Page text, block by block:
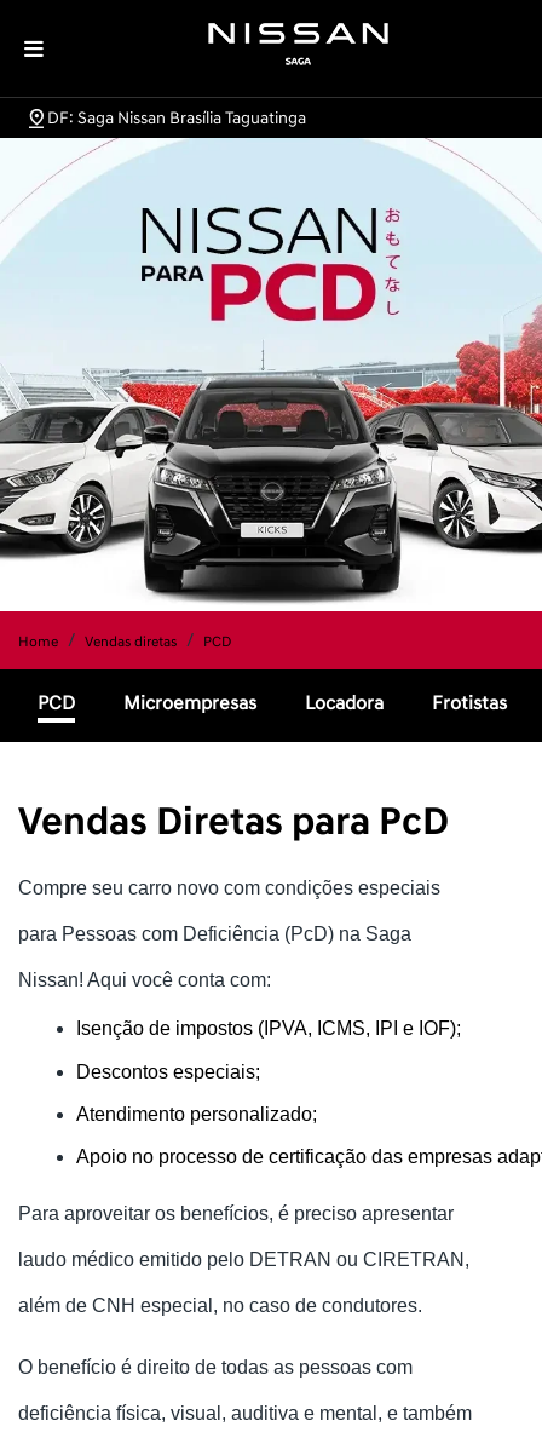
DF: Saga Nissan Brasília Taguatinga
Home Vendas diretas PCD
Microempresas
PCD Locadora Frotistas
Vendas Diretas para PcD
Compre seu carro novo com condições especiais
para Pessoas com Deficiência (PcD) na Saga
Nissan! Aqui você conta com:
Isenção de impostos (IPVA, ICMS, IPI e IOF);
Descontos especiais;
Atendimento personalizado;
Apoio no processo de certificação das empresas
Para aproveitar os benefícios, é preciso apresentar
laudo médico emitido pelo DETRAN ou CIRETRAN,
além de CNH especial, no caso de condutores.
O benefício é direito de todas as pessoas com
deficiência física, visual, auditiva e mental, e também